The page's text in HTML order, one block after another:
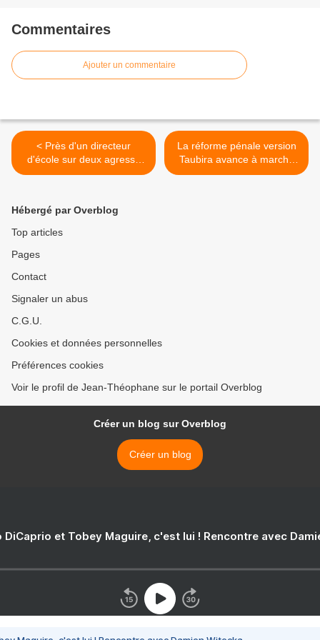
Commentaires
Ajouter un commentaire
< Près d'un directeur
d'école sur deux agressé
par des parents d'élèves
La réforme pénale version
Taubira avance à marche
forcée >
Hébergé par Overblog
Top articles
Pages
Contact
Signaler un abus
C.G.U.
Cookies et données personnelles
Préférences cookies
Voir le profil de Jean-Théophane sur le portail Overblog
Créer un blog sur Overblog
Créer un blog
DiCaprio et Tobey Maguire, c'est lui ! Rencontre avec